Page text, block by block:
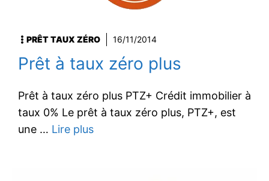
PRÊT TAUX ZÉRO 16/11/2014
Prêt à taux zéro plus
Prêt à taux zéro plus PTZ+ Crédit immobilier à
taux 0% Le prêt à taux zéro plus, PTZ+, est
une … Lire plus